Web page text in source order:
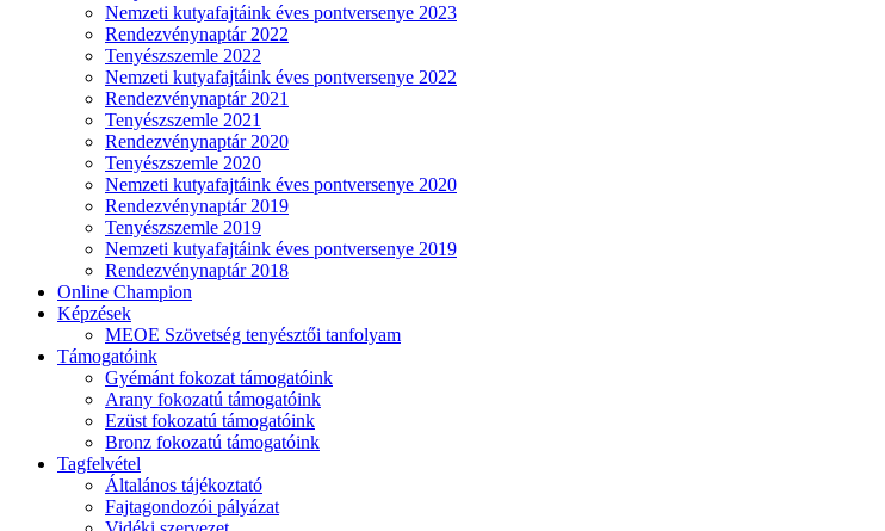
Nemzeti kutyafajtáink éves pontversenye 2023
Rendezvénynaptár 2022
Tenyészszemle 2022
Nemzeti kutyafajtáink éves pontversenye 2022
Rendezvénynaptár 2021
Tenyészszemle 2021
Rendezvénynaptár 2020
Tenyészszemle 2020
Nemzeti kutyafajtáink éves pontversenye 2020
Rendezvénynaptár 2019
Tenyészszemle 2019
Nemzeti kutyafajtáink éves pontversenye 2019
Rendezvénynaptár 2018
Online Champion
Képzések
MEOE Szövetség tenyésztői tanfolyam
Támogatóink
Gyémánt fokozat támogatóink
Arany fokozatú támogatóink
Ezüst fokozatú támogatóink
Bronz fokozatú támogatóink
Tagfelvétel
Általános tájékoztató
Fajtagondozói pályázat